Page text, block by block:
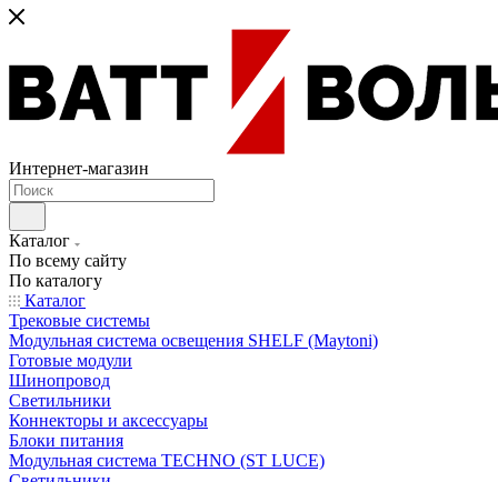
Интернет-магазин
Каталог
По всему сайту
По каталогу
Каталог
Трековые системы
Модульная система освещения SHELF (Maytoni)
Готовые модули
Шинопровод
Светильники
Коннекторы и аксессуары
Блоки питания
Модульная система TECHNO (ST LUCE)